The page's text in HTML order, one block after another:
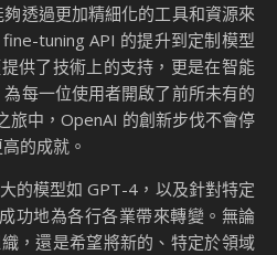
透過更加精細化的工具和資源來
tuning API 的提升到定制模型
供了技術上的支持，更是在智能
每一位使用者開啟了前所未有的
旅中，OpenAI 的創新步伐不會停
的成就。
的模型如 GPT-4，以及針對特定
功地為各行各業帶來轉變。無論
，還是希望將新的、特定於領域